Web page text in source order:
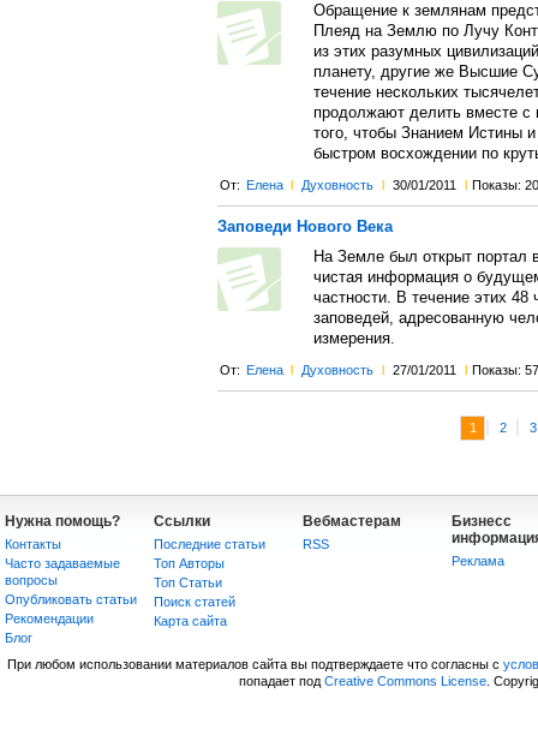
Обращение к землянам
Плеяд на Землю по Лучу
из этих разумных
планету, другие же Высшие
течение нескольких
продолжают делить вместе
того, чтобы Знанием Истины
быстром восхождении по
От: Елена l Духовность l 30/01/2011 l Показы:
Заповеди Нового Века
На Земле был открыт портал
чистая информация о
частности. В течение этих
заповедей, адресованную
измерения.
От: Елена l Духовность l 27/01/2011 l Показы: 57
1 2 3
Нужна помощь?
Контакты
Часто задаваемые
вопросы
Опубликовать статьи
Рекомендации
Блог
Ссылки
Последние статьи
Топ Авторы
Топ Статьи
Поиск статей
Карта сайта
Вебмастерам
RSS
Бизнесс
Реклама
При любом использовании материалов сайта вы подтверждаете что согласны с
попадает под Creative Commons License.